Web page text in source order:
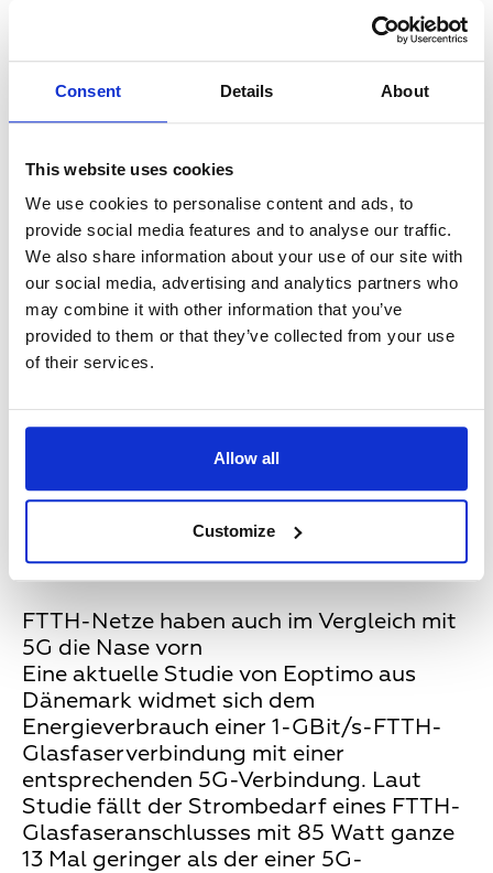
Consent Details About
This website uses cookies
We use cookies to personalise content and ads, to
provide social media features and to analyse our traffic.
We also share information about your use of our site with
our social media, advertising and analytics partners who
may combine it with other information that you’ve
provided to them or that they’ve collected from your use
of their services.
Allow all
Customize
hunderte Megawatt Strom sparen
Wie viel Strom sich mit einer
flächendeckenden FTTH-Versorgung
die Ergebnisse für sich:
Stromverbrauch FTTH-Netze: 154
Megawatt
Stromverbrauch kupferbasierter
FTTC-Netze: 350 Megawatt
Stromverbrauch TV-Kabelnetze: 650
Megawatt
Dass bedeutet, gegenüber TV-
Kabelnetzen ließen sich mit FTTH-Netzen
sage und schreibe 496 Megawatt
einsparen, was mehr als 50 Prozent der
Leistung des Braunkohlekraftwerks
Schkopau in Sachsen-Anhalt entspricht!
FTTH-Netze haben auch im Vergleich mit
5G die Nase vorn
Eine aktuelle Studie von Eoptimo aus
Dänemark widmet sich dem
Energieverbrauch einer 1-GBit/s-FTTH-
Glasfaserverbindung mit einer
entsprechenden 5G-Verbindung. Laut
Studie fällt der Strombedarf eines FTTH-
Glasfaseranschlusses mit 85 Watt ganze
13 Mal geringer als der einer 5G-